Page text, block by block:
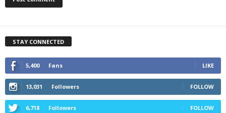
STAY CONNECTED
5,400 Fans LIKE
13,031 Followers FOLLOW
6,718 Followers FOLLOW